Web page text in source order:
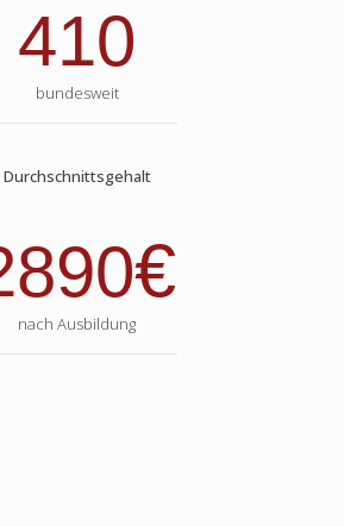
410
bundesweit
Durchschnittsgehalt
€
nach Ausbildung